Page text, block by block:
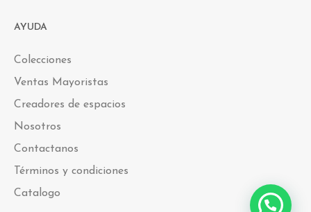
AYUDA
Colecciones
Ventas Mayoristas
Creadores de espacios
Nosotros
Contactanos
Términos y condiciones
Catalogo